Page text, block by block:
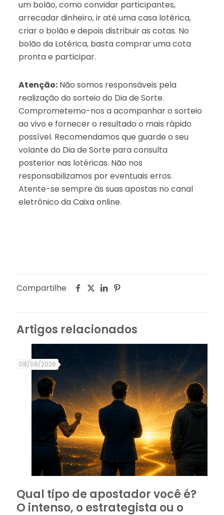
um bolão, como convidar participantes,
arrecadar dinheiro, ir até uma casa lotérica,
criar o bolão e depois distribuir as cotas. No
bolão da Lotérica, basta comprar uma cota
pronta e participar.
Atenção:Não somos responsáveis pela
realização do sorteio do Dia de Sorte.
Comprometemo-nos a acompanhar o sorteio
ao vivo e fornecer o resultado o mais rápido
possível. Recomendamos que guarde o seu
volante do Dia de Sorte para consulta
posterior nas lotéricas. Não nos
responsabilizamos por eventuais erros.
Atente-se sempre às suas apostas no canal
eletrônico da Caixa online.
Compartilhe
Artigos relacionados
08/08/2026
Qual tipo de apostador você é?
O intenso, o estrategista ou o